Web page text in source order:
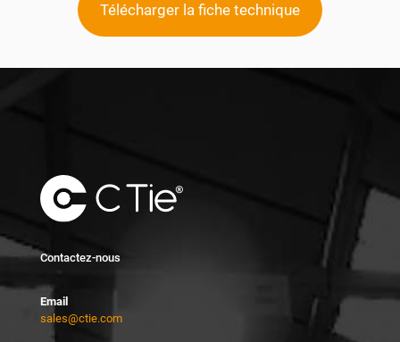
Télécharger la fiche technique
Contactez-nous
Email
sales@ctie.com